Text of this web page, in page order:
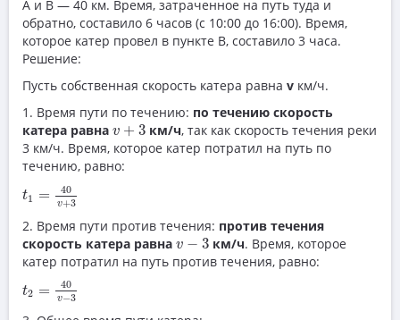
A и B — 40 км. Время, затраченное на путь туда и
обратно, составило 6 часов (с 10:00 до 16:00). Время,
которое катер провел в пункте В, составило 3 часа.
Решение:
Пусть собственная скорость катера равна v км/ч.
1. Время пути по течению: по течению скорость
катера равна v + 3
v + км/ч, так как скорость течения реки
3 км/ч. Время, которое катер потратил на путь по
течению, равно:
t1 = 40
v+3
t 40v
2. Время пути против течения: против течения
скорость катера равна v − 3
v−3 км/ч. Время, которое
катер потратил на путь против течения, равно:
t2 = 40
v−3
40v